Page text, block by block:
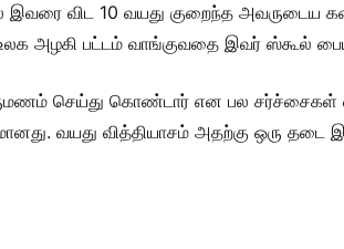
இவரை விட 10 வயது குறைந்த
அழகி பட்டம் வாங்குவதை இவர் ஸ்கூல்
செய்து கொண்டார் என பல சர்ச்சைகள்
வயது வித்தியாசம் அதற்கு ஒரு தடை